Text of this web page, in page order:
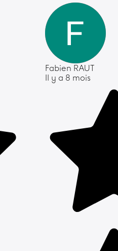
Fabien RAUT
Il y a 8 mois